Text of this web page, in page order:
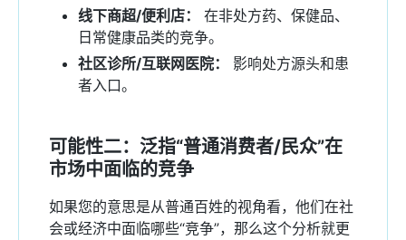
线下商超/便利店：
在非处方药、保健品、
日常健康品类的竞争。
社区诊所/互联网医院：
影响处方源头和患
者入口。
可能性二：泛指“普通消费者/民众”在
市场中面临的竞争
如果您的意思是从普通百姓的视角看，他们在社
会或经济中面临哪些“竞争”，那么这个分析就更